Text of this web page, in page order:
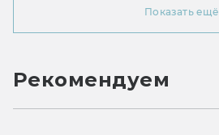
Показать ещё
Рекомендуем